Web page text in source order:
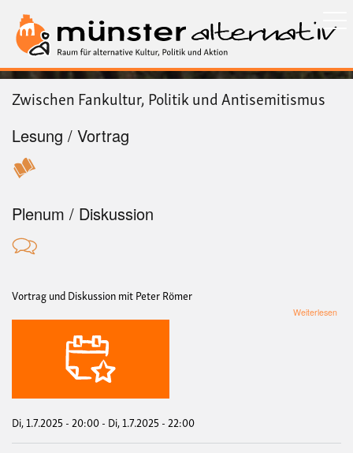
zum
Inhalt
Zwischen Fankultur, Politik und Antisemitismus
Lesung / Vortrag
Plenum / Diskussion
Vortrag und Diskussion mit Peter Römer
Weiterlesen
Di, 1.7.2025 - 20:00- Di, 1.7.2025 - 22:00